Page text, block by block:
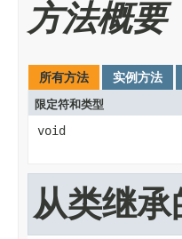
方法概要
所有方法 实例方法
限定符和类型
void
从类继